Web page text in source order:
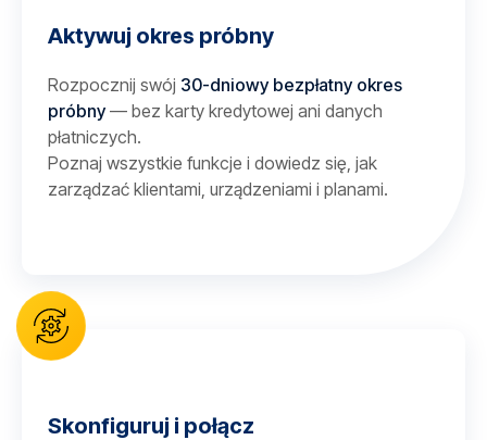
Aktywuj okres próbny
Rozpocznij swój 30-dniowy bezpłatny okres
próbny— bez karty kredytowej ani danych
płatniczych.
Poznaj wszystkie funkcje i dowiedz się, jak
zarządzać klientami, urządzeniami i planami.
Skonfiguruj i połącz